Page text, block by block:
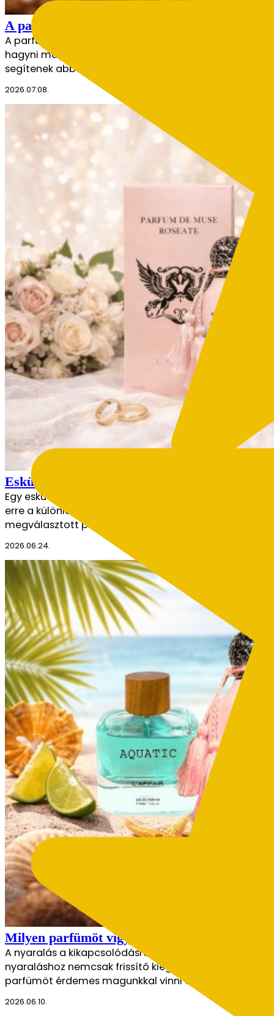
A parfümhasználat aranyszabályai – így
A parfüm az egyik legerősebb eszköz az
hagyni maga után. Sokszor azonban nem az illat
segítenek abban, hogy az illat szebben bontakozzon
2026.07.08.
Esküvői parfümök – milyen illat illik a nagy
Egy esküvő nemcsak látványban, hanem illatban is
erre a különleges napra. Nem véletlen, hogy sok pár
megválasztott parfüm évekkel később…
2026.06.24.
Milyen parfümöt vigyél a nyaralásra? –
A nyaralás a kikapcsolódásról, az élményekről és a
nyaraláshoz nemcsak frissítő kiegészítő, hanem
parfümöt érdemes magunkkal vinni a nyaralásra? A
2026.06.10.